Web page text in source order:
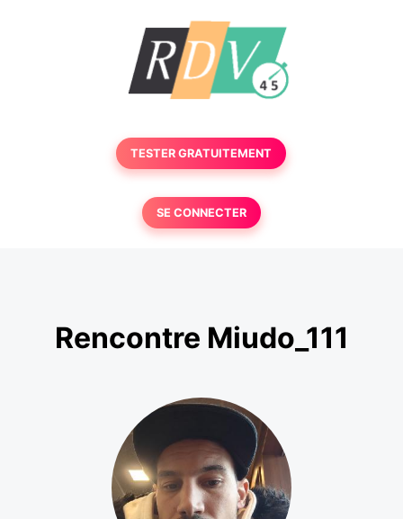
TESTER GRATUITEMENT
SE CONNECTER
Rencontre Miudo_111